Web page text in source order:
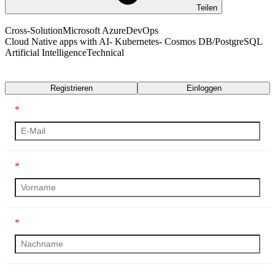
Teilen
Cross-SolutionMicrosoft AzureDevOps
Cloud Native apps with AI- Kubernetes- Cosmos DB/PostgreSQL
Artificial IntelligenceTechnical
Registrieren Einloggen
*
*
*